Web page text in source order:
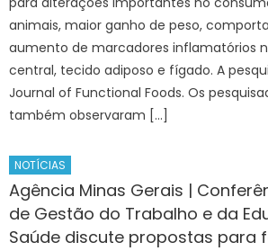
animais, maior ganho de peso,
aumento de marcadores inflamatórios
central, tecido adiposo e fígado. A
Journal of Functional Foods. Os
também observaram […]
NOTÍCIAS
Agência Minas Gerais |
de Gestão do Trabalho e da
Saúde discute propostas para